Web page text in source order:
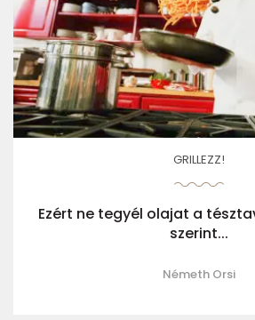
GRILLEZZ!
Ezért ne tegyél olajat a
szerint...
Németh Orsi